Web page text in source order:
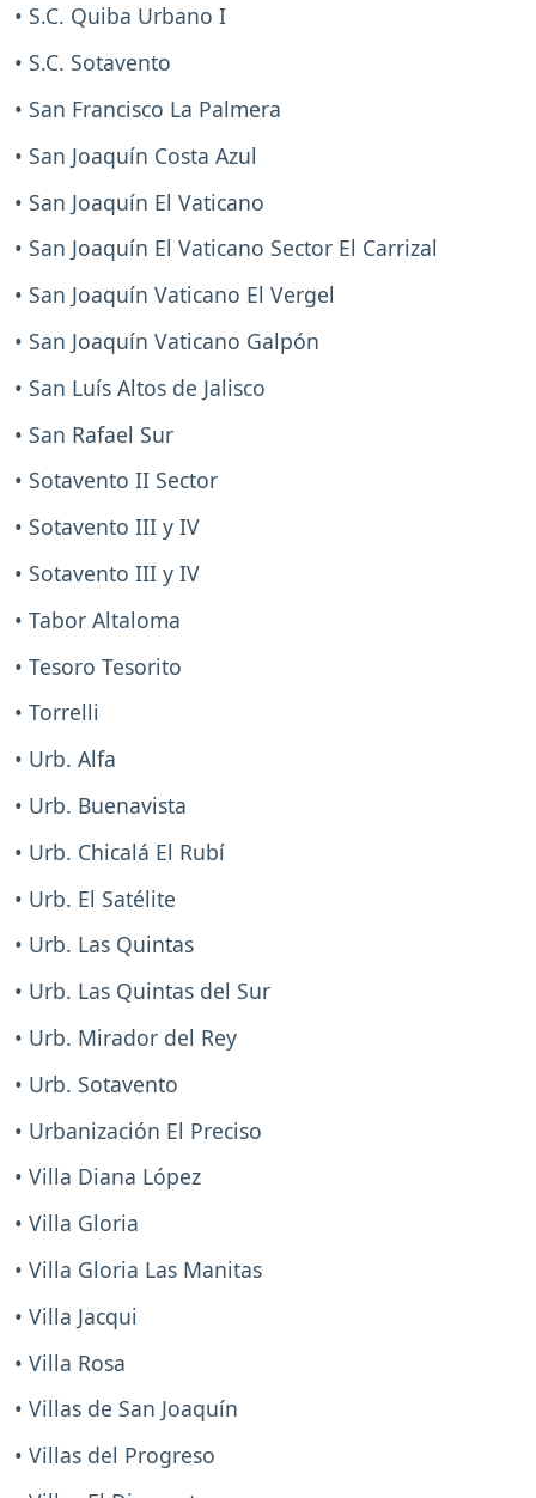
• S.C. Quiba Urbano I
• S.C. Sotavento
• San Francisco La Palmera
• San Joaquín Costa Azul
• San Joaquín El Vaticano
• San Joaquín El Vaticano Sector El Carrizal
• San Joaquín Vaticano El Vergel
• San Joaquín Vaticano Galpón
• San Luís Altos de Jalisco
• San Rafael Sur
• Sotavento II Sector
• Sotavento III y IV
• Sotavento III y IV
• Tabor Altaloma
• Tesoro Tesorito
• Torrelli
• Urb. Alfa
• Urb. Buenavista
• Urb. Chicalá El Rubí
• Urb. El Satélite
• Urb. Las Quintas
• Urb. Las Quintas del Sur
• Urb. Mirador del Rey
• Urb. Sotavento
• Urbanización El Preciso
• Villa Diana López
• Villa Gloria
• Villa Gloria Las Manitas
• Villa Jacqui
• Villa Rosa
• Villas de San Joaquín
• Villas del Progreso